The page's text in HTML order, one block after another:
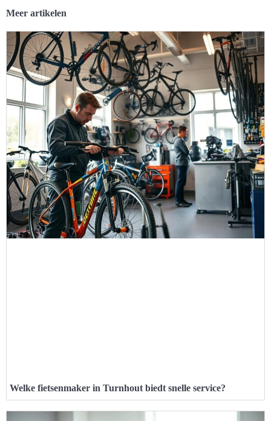
Meer artikelen
Welke fietsenmaker in Turnhout biedt snelle service?